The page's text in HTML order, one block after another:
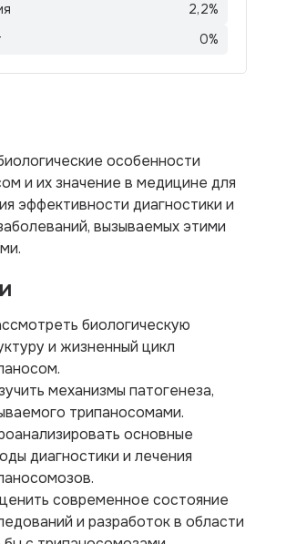
2,2%
0%
особенности
и их значение в медицине для
эффективности диагностики и
вызываемых этими
биологическую
и жизненный цикл
механизмы патогенеза,
трипаносомами.
основные
диагностики и лечения
современное состояние
и разработок в области